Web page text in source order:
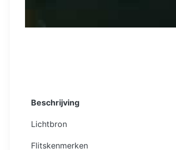
Beschrijving
Lichtbron
Flitskenmerken